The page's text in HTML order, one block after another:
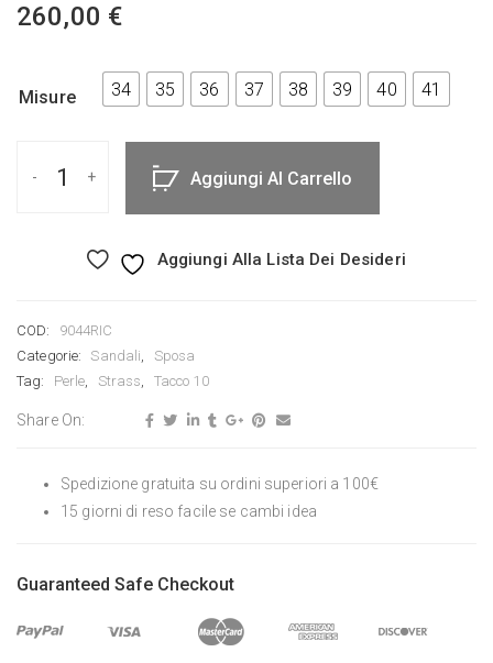
260,00 €
Misure 34 35 36 37 38 39 40 41
Aggiungi Al Carrello
Aggiungi Alla Lista Dei Desideri
COD:
9044RIC
Categorie:
Sandali,
Sposa
Tag:
Perle, Strass, Tacco 10
Share On:
Spedizione gratuita su ordini superiori a 100€
15 giorni di reso facile se cambi idea
Guaranteed Safe Checkout